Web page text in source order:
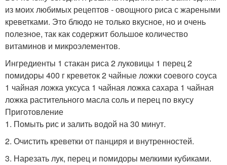
из моих любимых рецептов - овощного риса с жареными
креветками. Это блюдо не только вкусное, но и очень
полезное, так как содержит большое количество
витаминов и микроэлементов.
Ингредиенты 1 стакан риса 2 луковицы 1 перец 2
помидоры 400 г креветок 2 чайные ложки соевого соуса
1 чайная ложка уксуса 1 чайная ложка сахара 1 чайная
ложка растительного масла соль и перец по вкусу
Приготовление
1. Помыть рис и залить водой на 30 минут.
2. Очистить креветки от панциря и внутренностей.
3. Нарезать лук, перец и помидоры мелкими кубиками.